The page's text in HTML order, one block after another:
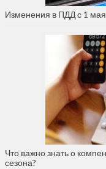
Изменения в ПДД с 1
Что важно знать о
сезона?